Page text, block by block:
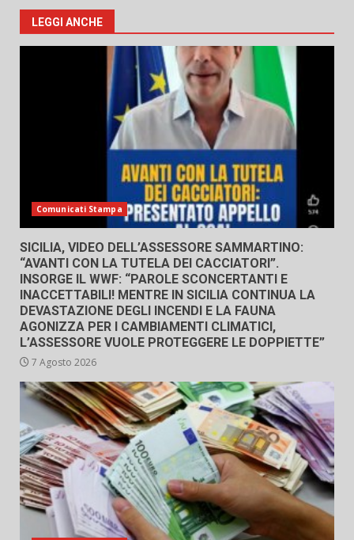
LEGGI ANCHE
Comunicati Stampa
SICILIA, VIDEO DELL’ASSESSORE SAMMARTINO:
“AVANTI CON LA TUTELA DEI CACCIATORI”.
INSORGE IL WWF: “PAROLE SCONCERTANTI E
INACCETTABILI! MENTRE IN SICILIA CONTINUA LA
DEVASTAZIONE DEGLI INCENDI E LA FAUNA
AGONIZZA PER I CAMBIAMENTI CLIMATICI,
L’ASSESSORE VUOLE PROTEGGERE LE DOPPIETTE”
7 Agosto 2026